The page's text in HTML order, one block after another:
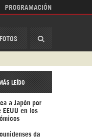
FOTOS
PROGRAMACIÓN
LEÍDO
a Japón por
EEUU en los
da